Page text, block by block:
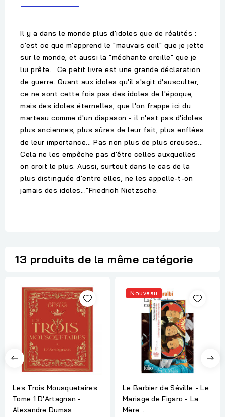
Il y a dans le monde plus d'idoles que de réalités :
c'est ce que m'apprend le "mauvais oeil" que je jette
sur le monde, et aussi la "méchante oreille" que je
lui prête... Ce petit livre est une grande déclaration
de guerre. Quant aux idoles qu'il s'agit d'ausculter,
ce ne sont cette fois pas des idoles de l'époque,
mais des idoles éternelles, que l'on frappe ici du
marteau comme d'un diapason - il n'est pas d'idoles
plus anciennes, plus sûres de leur fait, plus enflées
de leur importance... Pas non plus de plus creuses...
Cela ne les empêche pas d'être celles auxquelles
on croit le plus. Aussi, surtout dans le cas de la
plus distinguée d'entre elles, ne les appelle-t-on
jamais des idoles..."Friedrich Nietzsche.
13 produits de la même catégorie
Les Trois Mousquetaires
Tome 1 D'Artagnan -
Alexandre Dumas
Nouveau
Le Barbier de Séville - Le
Mariage de Figaro - La
Mère...